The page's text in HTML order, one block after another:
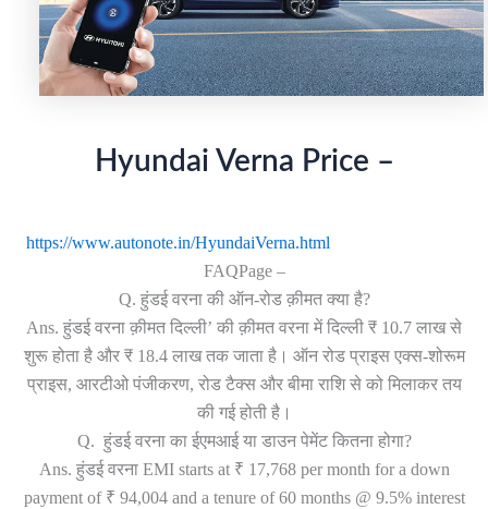
Hyundai Verna Price –
https://www.autonote.in/HyundaiVerna.html
FAQPage –
Q. हुंडई वरना की ऑन-रोड क़ीमत क्या है?
Ans. हुंडई वरना क़ीमत दिल्ली’ की क़ीमत वरना में दिल्ली ₹ 10.7 लाख से
शुरू होता है और ‎₹ 18.4 लाख तक जाता है। ऑन रोड प्राइस एक्स-शोरूम
प्राइस, आरटीओ पंजीकरण, रोड टैक्स और बीमा राशि से को मिलाकर तय
की गई ​होती है।
Q. हुंडई वरना का ईएमआई या डाउन पेमेंट कितना होगा?
Ans. हुंडई वरना EMI starts at ₹ 17,768 per month for a down
payment of ₹ 94,004 and a tenure of 60 months @ 9.5% interest